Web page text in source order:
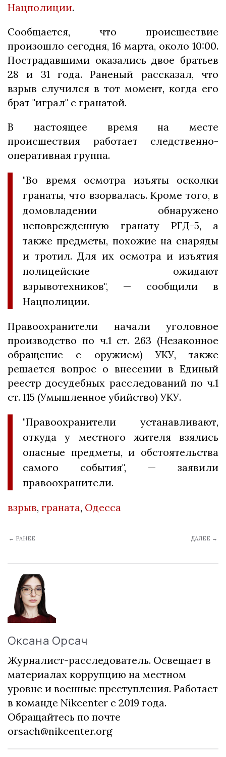
Нацполиции.
Сообщается, что происшествие
произошло сегодня, 16 марта, около 10:00.
Пострадавшими оказались двое братьев
28 и 31 года. Раненый рассказал, что
взрыв случился в тот момент, когда его
брат "играл" с гранатой.
В настоящее время на месте
происшествия работает следственно-
оперативная группа.
"Во время осмотра изъяты осколки
гранаты, что взорвалась. Кроме того, в
домовладении обнаружено
неповрежденную гранату РГД-5, а
также предметы, похожие на снаряды
и тротил. Для их осмотра и изъятия
полицейские ожидают
взрывотехников", — сообщили в
Нацполиции.
Правоохранители начали уголовное
производство по ч.1 ст. 263 (Незаконное
обращение с оружием) УКУ, также
решается вопрос о внесении в Единый
реестр досудебных расследований по ч.1
ст. 115 (Умышленное убийство) УКУ.
"Правоохранители устанавливают,
откуда у местного жителя взялись
опасные предметы, и обстоятельства
самого события", — заявили
правоохранители.
взрыв, граната, Одесса
← РАНЕЕ ДАЛЕЕ →
Оксана Орсач
Журналист-расследователь. Освещает в
материалах коррупцию на местном
уровне и военные преступления. Работает
в команде Nikcenter с 2019 года.
Обращайтесь по почте
orsach@nikcenter.org